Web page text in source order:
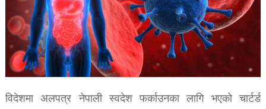
विदेशमा अलपत्र नेपाली स्वदेश फर्काउनका लागि भएको चार्टर्ड